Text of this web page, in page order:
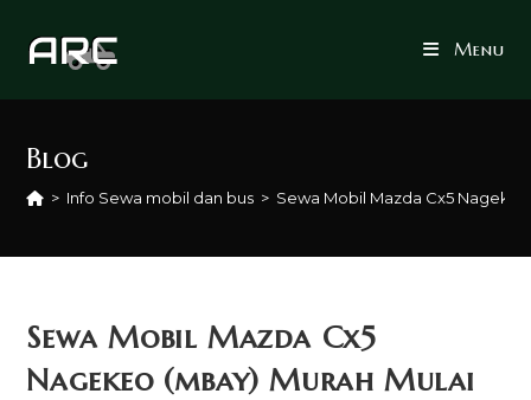
Menu
Blog
> Info Sewa mobil dan bus > Sewa Mobil Mazda Cx5
Sewa Mobil Mazda Cx5
Nagekeo (mbay) Murah Mulai